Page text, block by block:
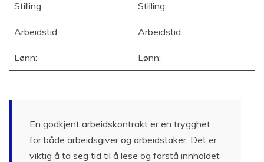
Stilling: Stilling:
Arbeidstid: Arbeidstid:
Lønn: Lønn:
En godkjent arbeidskontrakt er en trygghet
for både arbeidsgiver og arbeidstaker. Det er
viktig å ta seg tid til å lese og forstå innholdet